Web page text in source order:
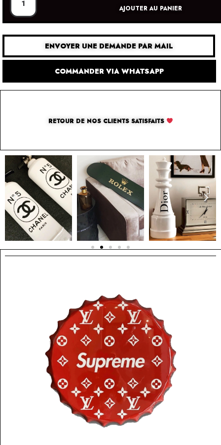
AJOUTER AU PANIER
ENVOYER UNE DEMANDE PAR MAIL
COMMANDER VIA WHATSAPP
RETOUR DE NOS CLIENTS SATISFAITS